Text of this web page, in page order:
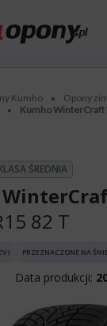
Kumho • Opony
•
Kumho WinterCraft
ŚREDNIA
82 T
PRZEZNACZONE NA
Data produkcji: